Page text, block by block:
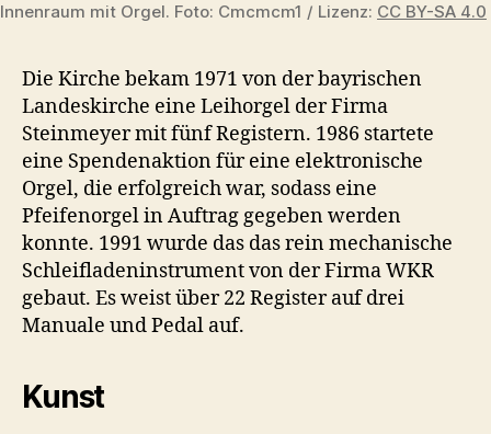
Innenraum mit Orgel. Foto: Cmcmcm1 / Lizenz: CC BY-SA 4.0
Die Kirche bekam 1971 von der bayrischen
Landeskirche eine Leihorgel der Firma
Steinmeyer mit fünf Registern. 1986 startete
eine Spendenaktion für eine elektronische
Orgel, die erfolgreich war, sodass eine
Pfeifenorgel in Auftrag gegeben werden
konnte. 1991 wurde das das rein mechanische
Schleifladeninstrument von der Firma WKR
gebaut. Es weist über 22 Register auf drei
Manuale und Pedal auf.
Kunst